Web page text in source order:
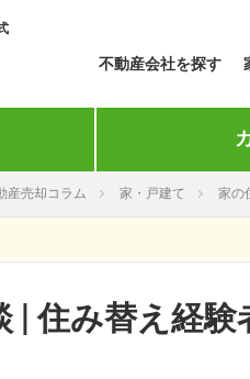
不動産会社を探す
産売却コラム 家・戸建て 家の
| 住み替え経験